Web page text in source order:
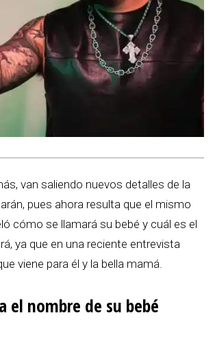
van saliendo nuevos detalles de la
pues ahora resulta que el mismo
cómo se llamará su bebé y cuál es el
ya que en una reciente entrevista
viene para él y la bella mamá.
el nombre de su bebé